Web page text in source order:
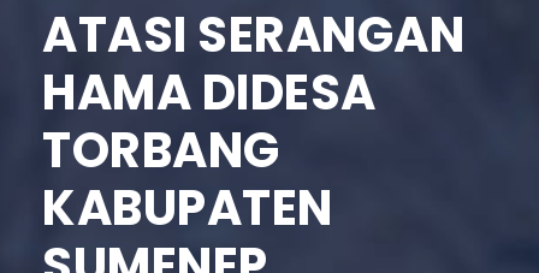
ATASI SERANGAN
HAMA DIDESA
TORBANG
KABUPATEN